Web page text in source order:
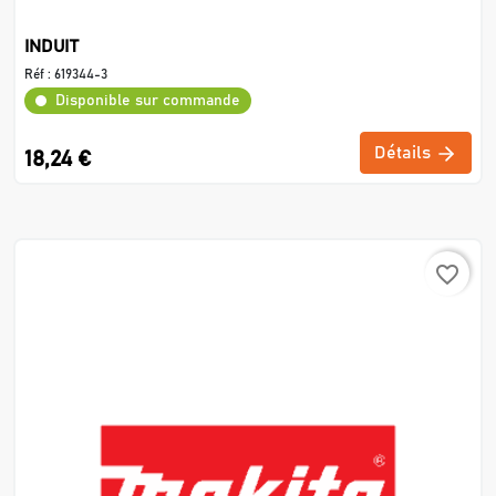
INDUIT
Réf : 619344-3
Disponible sur commande
18,24 € Détails
favorite_border